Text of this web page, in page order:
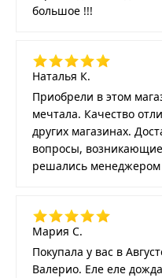
большое !!!
Наталья К.
Приобрели в этом
мечтала. Качество
других магазинах.
вопросы,
решались менеджером
Мария С.
Покупала у вас в
Валерио. Еле еле